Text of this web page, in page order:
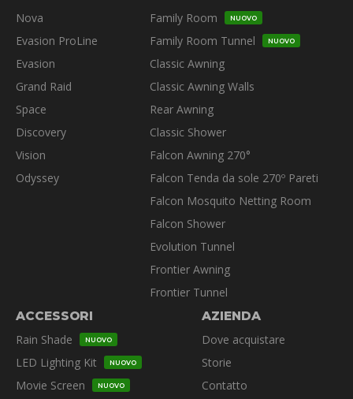
Nova
Evasion ProLine
Evasion
Grand Raid
Space
Discovery
Vision
Odyssey
Family Room
NUOVO
Family Room Tunnel NUOVO
Classic Awning
Classic Awning Walls
Rear Awning
Classic Shower
Falcon Awning 270°
Falcon Tenda da sole 270º Pareti
Falcon Mosquito Netting Room
Falcon Shower
Evolution Tunnel
Frontier Awning
Frontier Tunnel
ACCESSORI
Rain Shade
NUOVO
LED Lighting Kit NUOVO
Movie Screen NUOVO
AZIENDA
Dove acquistare
Storie
Contatto